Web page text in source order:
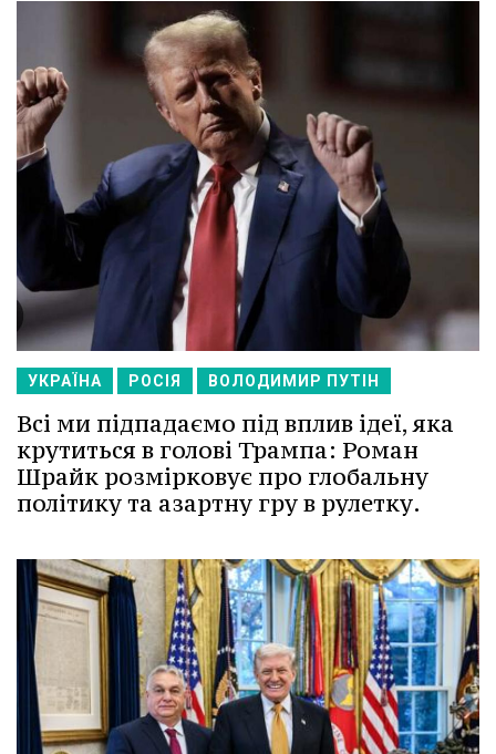
УКРАЇНА РОСІЯ ВОЛОДИМИР ПУТІН
Всі ми підпадаємо під вплив ідеї, яка
крутиться в голові Трампа: Роман
Шрайк розмірковує про глобальну
політику та азартну гру в рулетку.